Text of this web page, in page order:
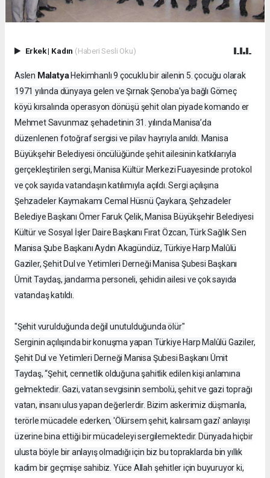
Erkek| Kadın (Haberi Sesli Oku)
Aslen MalatyaHekimhanlı 9 çocuklu bir ailenin 5. çocuğu olarak
1971 yılında dünyaya gelen ve Şırnak Şenoba'ya bağlı Gömeç
köyü kırsalında operasyon dönüşü şehit olan piyade komando er
Mehmet Savunmaz şehadetinin 31. yılında Manisa’da
düzenlenen fotoğraf sergisi ve pilav hayrıyla anıldı. Manisa
Büyükşehir Belediyesi öncülüğünde şehit ailesinin katkılarıyla
gerçekleştirilen sergi, Manisa Kültür Merkezi Fuayesinde protokol
ve çok sayıda vatandaşın katılımıyla açıldı. Sergi açılışına
Şehzadeler Kaymakamı Cemal Hüsnü Çaykara, Şehzadeler
Belediye Başkanı Ömer Faruk Çelik, Manisa Büyükşehir Belediyesi
Kültür ve Sosyal İşler Daire Başkanı Fırat Özcan, Türk Sağlık Sen
Manisa Şube Başkanı Aydın Akagündüz, Türkiye Harp Malûlü
Gaziler, Şehit Dul ve Yetimleri Derneği Manisa Şubesi Başkanı
Ümit Taydaş, jandarma personeli, şehidin ailesi ve çok sayıda
vatandaş katıldı.
"Şehit vurulduğunda değil unutulduğunda ölür"
Serginin açılışında bir konuşma yapan Türkiye Harp Malûlü Gaziler,
Şehit Dul ve Yetimleri Derneği Manisa Şubesi Başkanı Ümit
Taydaş, “Şehit, cennetlik olduğuna şahitlik edilen kişi anlamına
gelmektedir. Gazi, vatan sevgisinin sembolü, şehit ve gazi toprağı
vatan, insanı ulus yapan değerlerdir. Bizim askerimiz düşmanla,
terörle mücadele ederken, 'Ölürsem şehit, kalırsam gazi' anlayışı
üzerine bina ettiği bir mücadeleyi sergilemektedir. Dünyada hiçbir
ulusta böyle bir anlayış olmadığı için biz bu topraklarda bin yıllık
kadim bir geçmişe sahibiz. Yüce Allah şehitler için buyuruyor ki,